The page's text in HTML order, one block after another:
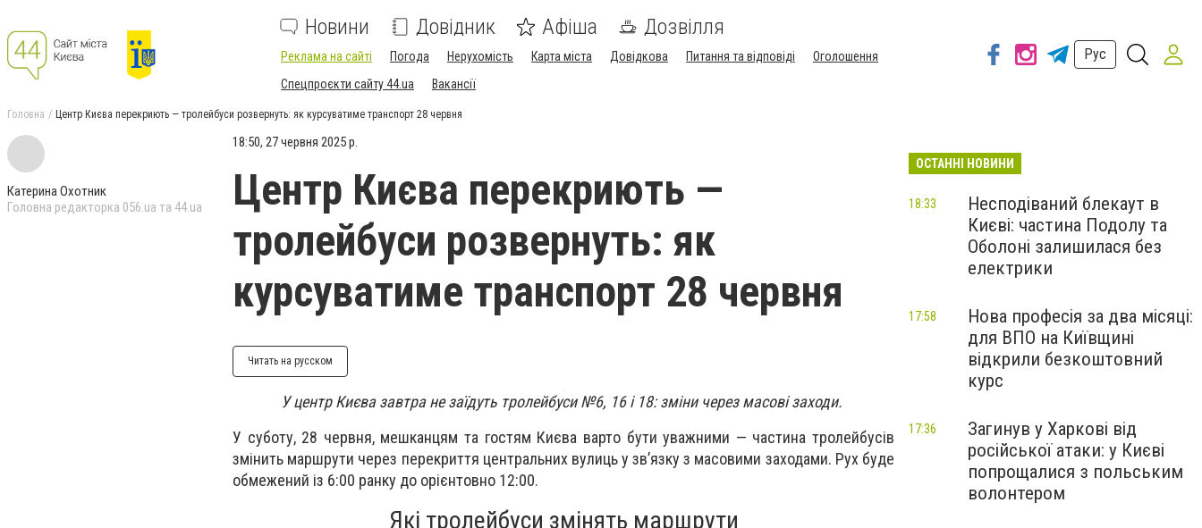
Новини Довідник Афіша Дозвілля
Реклама на сайті Погода Нерухомість Карта міста Довідкова Питання та відповіді
Оголошення
Спецпроєкти сайту 44.ua
Вакансії
Рус
Головна Центр Києва перекриють — тролейбуси розвернуть: як курсуватиме транспорт 28 червня
Катерина Охотник
Головна редакторка 056.ua та 44.ua
18:50, 27 червня 2025 р.
Центр Києва перекриють —
тролейбуси розвернуть: як
курсуватиме транспорт 28 червня
Читать на русском
У центр Києва завтра не заїдуть тролейбуси №6, 16 і 18: зміни через масові заходи.
У суботу, 28 червня, мешканцям та гостям Києва варто бути уважними — частина тролейбусів
змінить маршрути через перекриття центральних вулиць у зв’язку з масовими заходами. Рух буде
обмежений із 6:00 ранку до орієнтовно 12:00.
Які тролейбуси змінять маршрути
ОСТАННІ НОВИНИ
Несподіваний блекаут в
Києві: частина Подолу та
Оболоні залишилася без
електрики
18:33
Нова професія за два місяці:
для ВПО на Київщині
відкрили безкоштовний
курс
17:58
Загинув у Харкові від
російської атаки: у Києві
попрощалися з польським
волонтером
17:36